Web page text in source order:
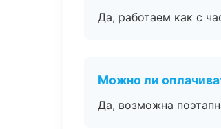
Да, работаем как с
Можно ли
Да, возможна